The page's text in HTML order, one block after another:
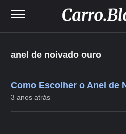
anel de noivado ouro
Como Escolher o Anel de
3 anos atrás